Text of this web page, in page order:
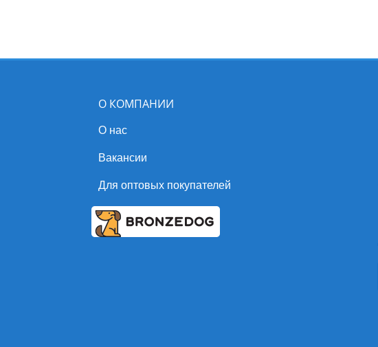
О КОМПАНИИ
О нас
Вакансии
Для оптовых покупателей